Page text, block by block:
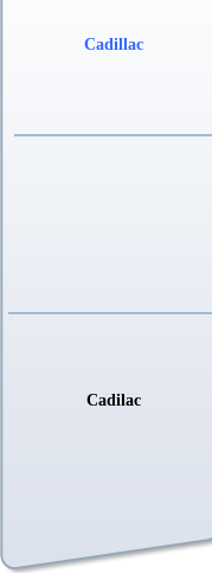
Cadillac
Cadilac